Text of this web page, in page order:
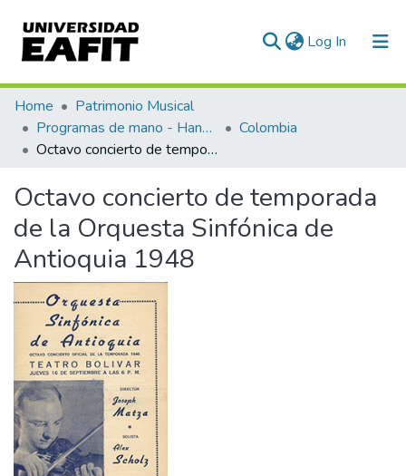
Log In (current)
Communities & Collections
All of DSpace
Home
Patrimonio Musical
Programas de mano - Hand programs
Colombia
Octavo concierto de temporada de la Orquesta Sinfónica de Antioquia 1948
Octavo concierto de temporada
de la Orquesta Sinfónica de
Antioquia 1948